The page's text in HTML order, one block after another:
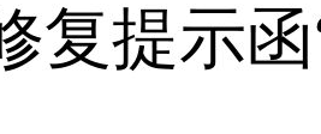
复提示